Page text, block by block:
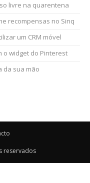
livre na quarentena
recompensas no Sinq
um CRM móvel
o widget do Pinterest
da sua mão
reservados